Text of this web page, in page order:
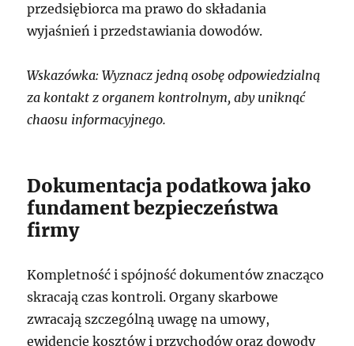
przedsiębiorca ma prawo do składania
wyjaśnień i przedstawiania dowodów.
Wskazówka: Wyznacz jedną osobę odpowiedzialną
za kontakt z organem kontrolnym, aby uniknąć
chaosu informacyjnego.
Dokumentacja podatkowa jako
fundament bezpieczeństwa
firmy
Kompletność i spójność dokumentów znacząco
skracają czas kontroli. Organy skarbowe
zwracają szczególną uwagę na umowy,
ewidencje kosztów i przychodów oraz dowody